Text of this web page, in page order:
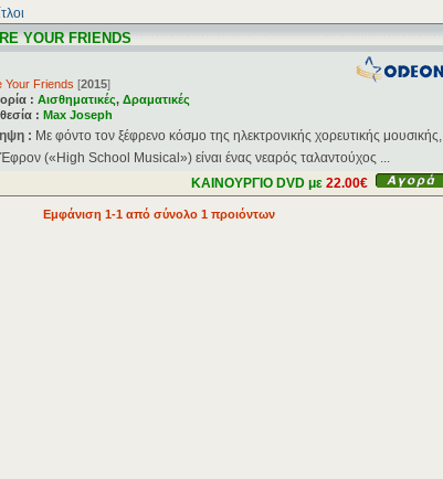
YOUR FRIENDS
Your Friends [2015]
: Αισθηματικές, Δραματικές
: Max Joseph
: Με φόντο τον ξέφρενο κόσμο της ηλεκτρονικής χορευτικής μουσικής,
(«High School Musical») είναι ένας νεαρός ταλαντούχος ...
ΚΑΙΝΟΥΡΓΙΟ DVD με 22.00€
Εμφάνιση 1-1 από σύνολο 1 προιόντων